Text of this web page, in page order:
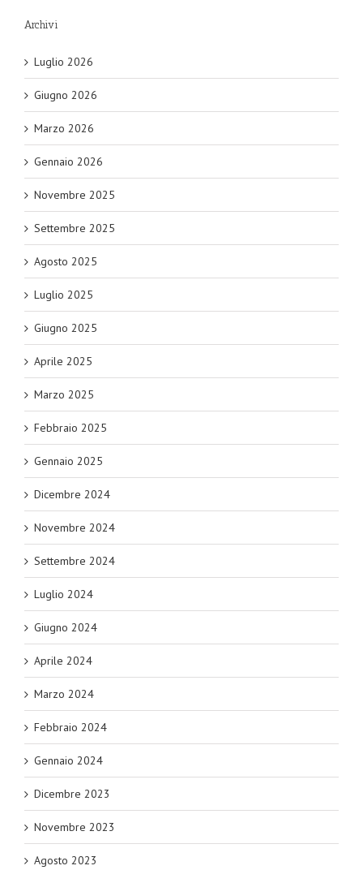
Archivi
Luglio 2026
Giugno 2026
Marzo 2026
Gennaio 2026
Novembre 2025
Settembre 2025
Agosto 2025
Luglio 2025
Giugno 2025
Aprile 2025
Marzo 2025
Febbraio 2025
Gennaio 2025
Dicembre 2024
Novembre 2024
Settembre 2024
Luglio 2024
Giugno 2024
Aprile 2024
Marzo 2024
Febbraio 2024
Gennaio 2024
Dicembre 2023
Novembre 2023
Agosto 2023